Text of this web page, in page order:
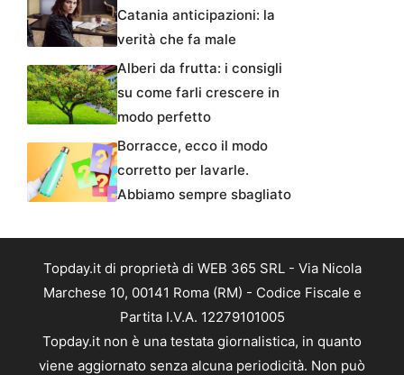
Catania anticipazioni: la
verità che fa male
Alberi da frutta: i consigli
su come farli crescere in
modo perfetto
Borracce, ecco il modo
corretto per lavarle.
Abbiamo sempre sbagliato
Topday.it di proprietà di WEB 365 SRL - Via Nicola
Marchese 10, 00141 Roma (RM) - Codice Fiscale e
Partita I.V.A. 12279101005
Topday.it non è una testata giornalistica, in quanto
viene aggiornato senza alcuna periodicità. Non può